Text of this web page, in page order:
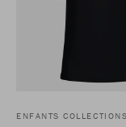
ENFANTS